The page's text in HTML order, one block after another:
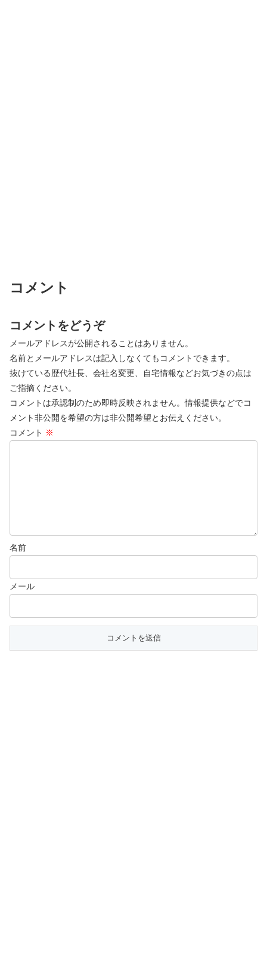
コメント
コメントをどうぞ
メールアドレスが公開されることはありません。
名前とメールアドレスは記入しなくてもコメントできます。
抜けている歴代社長、会社名変更、自宅情報などお気づきの点は
ご指摘ください。
コメントは承認制のため即時反映されません。情報提供などでコ
メント非公開を希望の方は非公開希望とお伝えください。
コメント ※
名前
メール